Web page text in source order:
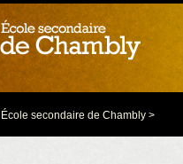
École secondaire de Chambly >